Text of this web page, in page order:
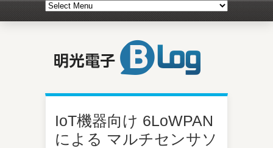
IoT機器向け 6LoWPAN
による マルチセンサソ